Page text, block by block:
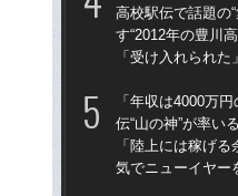
高校駅伝で話題の
す“2012年の豊川
「受け入れられ
「年収は4000万
伝“山の神”が率い
「陸上には稼げ
気でニューイヤー